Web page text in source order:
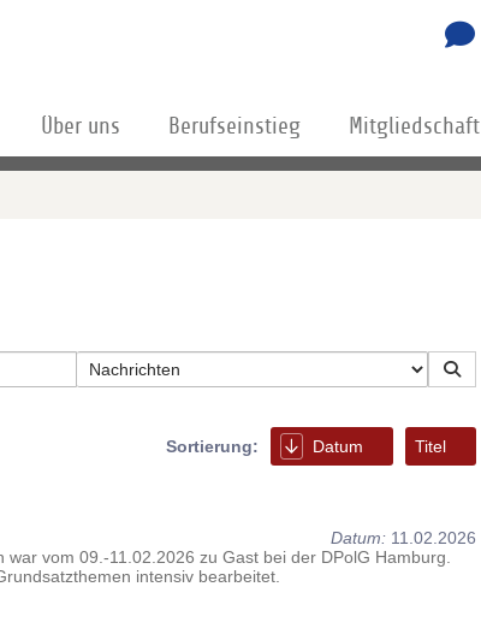
Über uns Berufseinstieg Mitgliedschaft
Sortierung: Datum Titel
Datum: 11.02.2026
vom 09.-11.02.2026 zu Gast bei der DPolG Hamburg.
intensiv bearbeitet.